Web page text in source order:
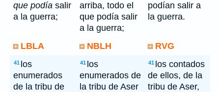
que podía salir
a la guerra;
arriba, todo el
que podía salir
a la guerra;
podían salir a
la guerra.
LBLA NBLH RVG
41 los
enumerados
de la tribu de
41 los
enumerados de
la tribu de Aser
41 los contados
de ellos, de la
tribu de Aser,